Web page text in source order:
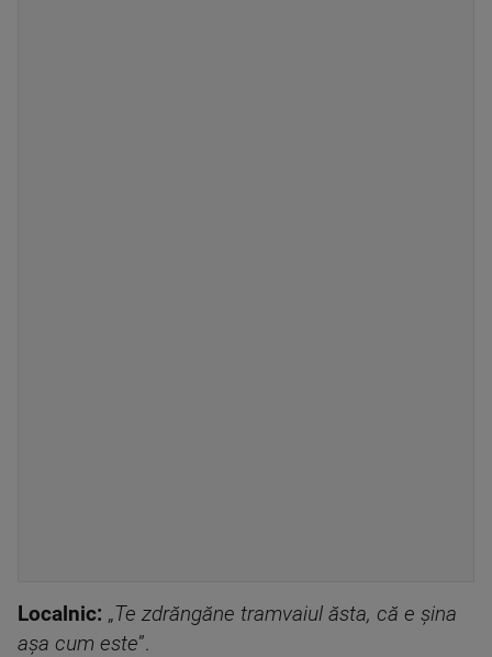
Localnic: „Te zdrăngăne tramvaiul ăsta, că e șina
așa cum este”.